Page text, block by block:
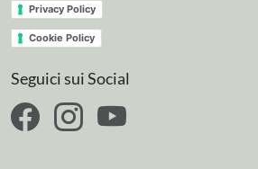
Privacy Policy
Cookie Policy
Seguici sui Social